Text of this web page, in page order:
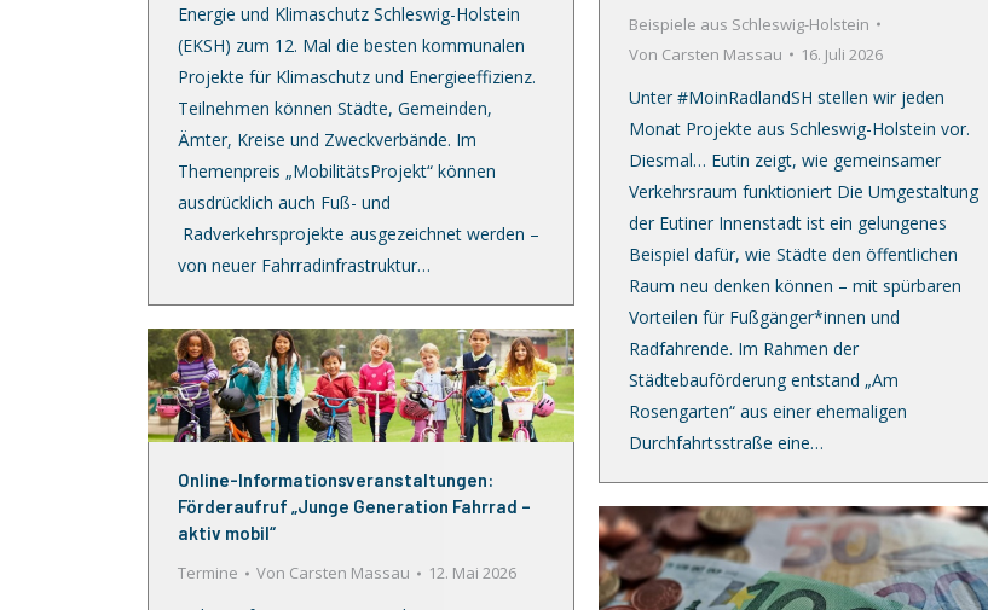
Energie und Klimaschutz Schleswig-Holstein
(EKSH) zum 12. Mal die besten kommunalen
Projekte für Klimaschutz und Energieeffizienz.
Teilnehmen können Städte, Gemeinden,
Ämter, Kreise und Zweckverbände. Im
Themenpreis „MobilitätsProjekt“ können
ausdrücklich auch Fuß- und
Radverkehrsprojekte ausgezeichnet werden –
von neuer Fahrradinfrastruktur…
Beispiele aus Schleswig-Holstein
Von Carsten Massau 16. Juli 2026
Unter #MoinRadlandSH stellen wir jeden
Monat Projekte aus Schleswig-Holstein vor.
Diesmal… Eutin zeigt, wie gemeinsamer
Verkehrsraum funktioniert Die Umgestaltung
der Eutiner Innenstadt ist ein gelungenes
Beispiel dafür, wie Städte den öffentlichen
Raum neu denken können – mit spürbaren
Vorteilen für Fußgänger*innen und
Radfahrende. Im Rahmen der
Städtebauförderung entstand „Am
Rosengarten“ aus einer ehemaligen
Durchfahrtsstraße eine…
Online-Informationsveranstaltungen:
Förderaufruf „Junge Generation Fahrrad –
aktiv mobil“
Termine
Von Carsten Massau 12. Mai 2026